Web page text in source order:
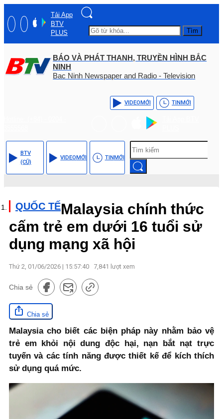
Tải App
BTV
PLUS
Tìm
BÁO VÀ PHÁT THANH, TRUYỀN HÌNH BẮC
NINH
Bac Ninh Newspaper and Radio - Television
VIDEOMỚI TINMỚI
BTV
(CŨ)
VIDEOMỚI TINMỚI
QUỐC TẾMalaysia chính thức
cấm trẻ em dưới 16 tuổi sử
dụng mạng xã hội
Thứ 2, 01/06/2026 | 15:57:40 7,841 lượt xem
Chia sẻ
Chia sẻ
Malaysia cho biết các biện pháp này nhằm bảo vệ
trẻ em khỏi nội dung độc hại, nạn bắt nạt trực
tuyến và các tính năng được thiết kế để kích thích
sử dụng quá mức.